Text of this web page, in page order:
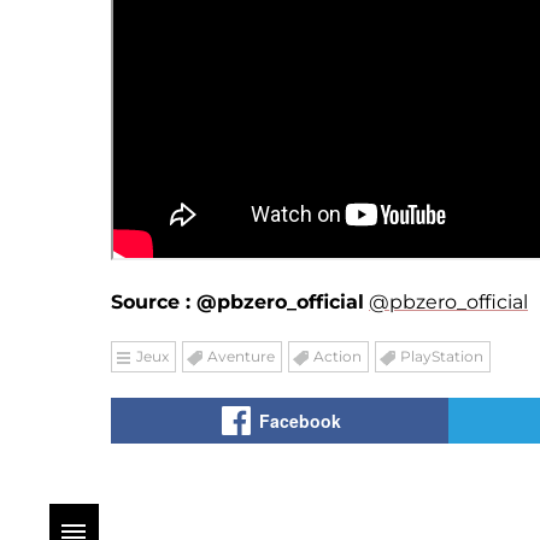
Source : @pbzero_official @pbzero_official
Jeux Aventure Action PlayStation
Facebook